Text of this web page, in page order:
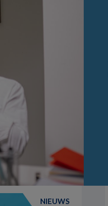
NIEUWS